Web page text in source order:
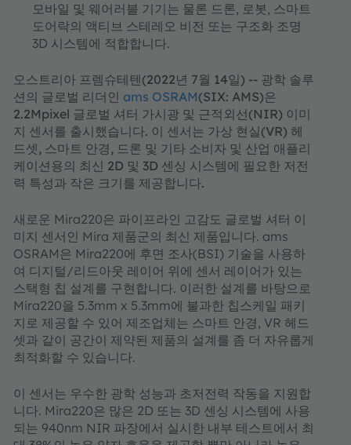
모바일 및 웨어러블 기기는 물론 드론, 로봇, 스마트
도어락의 액티브 스테레오 비전 또는 구조화 조명
3D 시스템에 적합합니다.
오스트리아 프렘슈테텐(2022년 7월 14일) -- 광학 솔루
션의 글로벌 리더인 ams OSRAM(SIX: AMS)은
2.2Mpixel 글로벌 셔터 가시광 및 근적외선(NIR) 이미
지 센서를 출시했습니다. 이 센서는 가상 현실(VR) 헤
드셋, 스마트 안경, 드론 및 기타 소비자 및 산업 애플리
케이션용의 최신 2D 및 3D 센싱 시스템에 필요한 저전
력 특성과 작은 크기를 제공합니다.
새로운 Mira220은 파이프라인 고감도 글로벌 셔터 이
미지 센서인 Mira 제품군의 최신 제품입니다. ams
OSRAM은 Mira220에 후면 조사(BSI) 기술을 사용하
여 디지털/리드아웃 레이어 위에 센서 레이어가 있는
스택형 칩 설계를 구현합니다. 이러한 설계를 바탕으로
Mira220을 5.3mm x 5.3mm에 불과한 칩스케일 패키
지로 제공할 수 있어 제조업체는 스마트 안경, VR 헤드
셋과 같이 공간이 제약된 제품의 설계를 좀 더 자유롭게
최적화할 수 있습니다.
이 센서는 우수한 광학 성능과 초저전력 작동을 지원합
니다. Mira220은 많은 2D 또는 3D 센싱 시스템에 사용
되는 940nm NIR 파장에서 실시한 내부 테스트에서 최